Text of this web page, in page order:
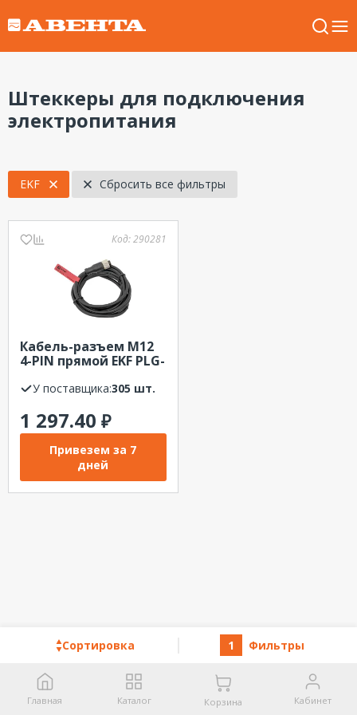
Штеккеры для подключения
электропитания
Сортировка 1 Фильтры
EKF Сбросить все фильтры
Код:290281
Кабель-разъем М12
4-PIN прямой EKF PLG-
У поставщика: 305 шт.
1 297.40 ₽
Привезем за 7
дней
Главная Каталог Корзина Кабинет